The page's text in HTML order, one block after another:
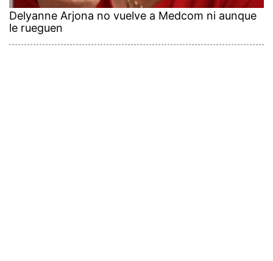
Delyanne Arjona no vuelve a Medcom ni aunque
le rueguen